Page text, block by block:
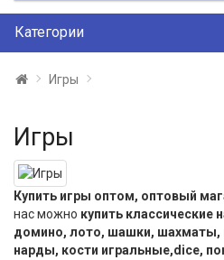
Категории
Игры
Игры
Купить игры оптом, оптовый
нас можно купить классические
домино, лото, шашки, шахматы,
нарды, кости игральные,dice,